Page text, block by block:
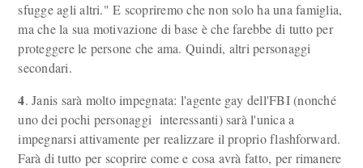
sfugge agli altri." E scopriremo che non solo ha una famiglia,
ma che la sua motivazione di base è che farebbe di tutto per
proteggere le persone che ama. Quindi, altri personaggi
secondari.
4. Janis sarà molto impegnata: l'agente gay dell'FBI (nonché
uno dei pochi personaggi interessanti) sarà l'unica a
impegnarsi attivamente per realizzare il proprio flashforward.
Farà di tutto per scoprire come e cosa avrà fatto, per rimanere